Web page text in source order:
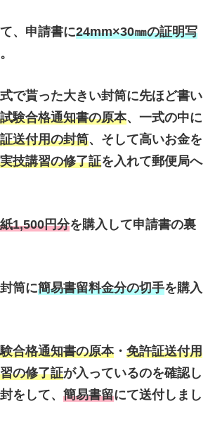
、申請書に24mm×30㎜の証明写
で貰った大きい封筒に先ほど書い
験合格通知書の原本、一式の中に
送付用の封筒、そして高いお金を
実技講習の修了証を入れて郵便局へ
1,500円分を購入して申請書の裏
筒に簡易書留料金分の切手を購入
合格通知書の原本・ 免許証送付用
の修了証が入っているのを確認し
をして、 簡易書留にて送付しまし